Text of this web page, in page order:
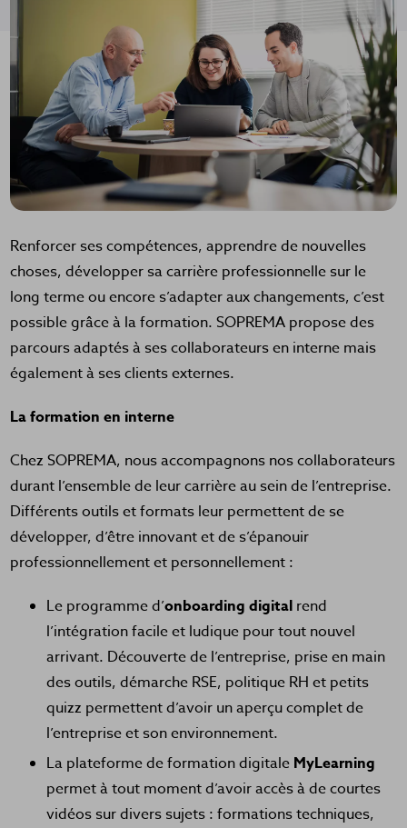
Renforcer ses compétences, apprendre de nouvelles
choses, développer sa carrière professionnelle sur le
long terme ou encore s’adapter aux changements, c’est
possible grâce à la formation. SOPREMA propose des
parcours adaptés à ses collaborateurs en interne mais
également à ses clients externes.
La formation en interne
Chez SOPREMA, nous accompagnons nos collaborateurs
durant l’ensemble de leur carrière au sein de l’entreprise.
Différents outils et formats leur permettent de se
développer, d’être innovant et de s’épanouir
professionnellement et personnellement :
Le programme d’onboarding digital rend
l’intégration facile et ludique pour tout nouvel
arrivant. Découverte de l’entreprise, prise en main
des outils, démarche RSE, politique RH et petits
quizz permettent d’avoir un aperçu complet de
l’entreprise et son environnement.
La plateforme de formation digitale MyLearning
permet à tout moment d’avoir accès à de courtes
vidéos sur divers sujets : formations techniques,